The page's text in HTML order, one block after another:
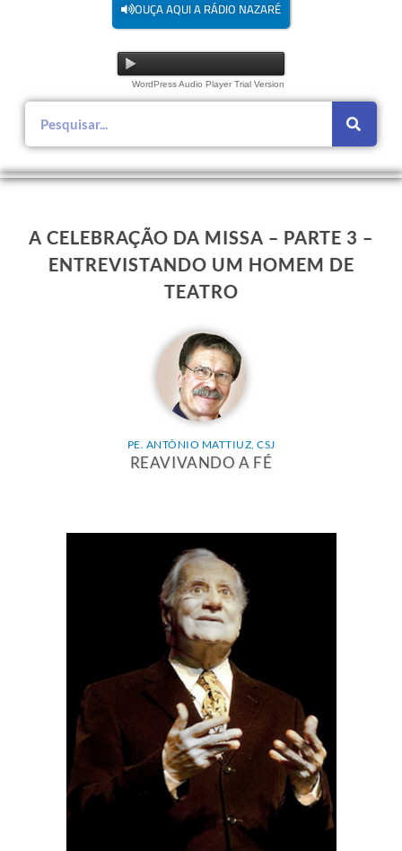
OUÇA AQUI A RÁDIO NAZARÉ
WordPress Audio Player Trial Version
A CELEBRAÇÃO DA MISSA – PARTE 3 –
ENTREVISTANDO UM HOMEM DE
TEATRO
PE. ANTÔNIO MATTIUZ, CSJ
REAVIVANDO A FÉ